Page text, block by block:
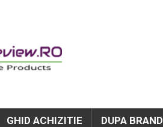
GHID ACHIZITIE DUPA BRAND